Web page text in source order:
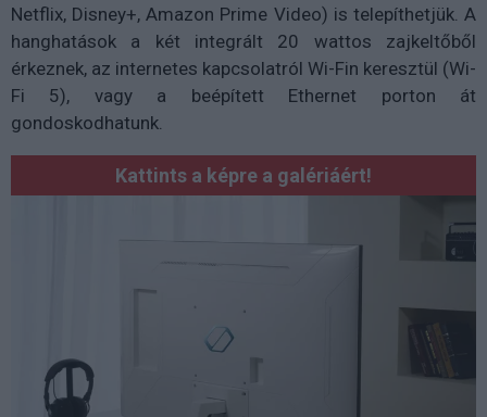
Netflix, Disney+, Amazon Prime Video) is telepíthetjük. A
hanghatások a két integrált 20 wattos zajkeltőből
érkeznek, az internetes kapcsolatról Wi-Fin keresztül (Wi-
Fi 5), vagy a beépített Ethernet porton át
gondoskodhatunk.
Kattints a képre a galériáért!